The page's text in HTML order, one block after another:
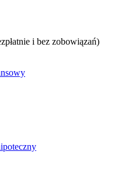
i bez zobowiązań)